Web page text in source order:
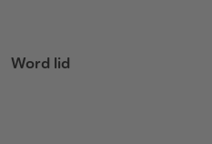
Word lid